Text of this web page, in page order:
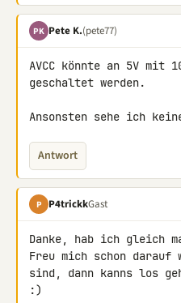
PK Pete K.(pete77)
AVCC könnte an 5V mit
geschaltet werden.
Ansonsten sehe ich
Antwort
P P4trickkGast
Danke, hab ich gleich
Freu mich schon darauf
sind, dann kanns los
:)